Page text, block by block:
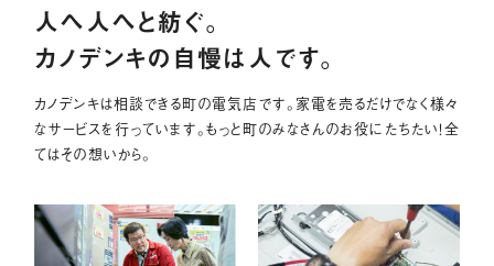
人へ人へと紡ぐ。
カノデンキの自慢は人です。
カノデンキは相談できる町の電気店です。家電を売るだけでなく様々
なサービスを行っています。もっと町のみなさんのお役にたちたい！全
てはその想いから。